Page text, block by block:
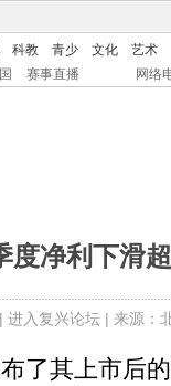
科教 青少 文化
艺术
赛事直播 网络
度净利下滑
进入复兴论坛| 来源：
其上市后的